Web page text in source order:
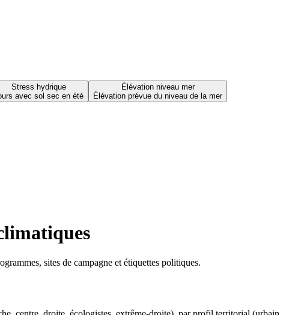
Stress hydrique
avec sol sec en été
Élévation niveau mer
Élévation prévue du niveau de la mer
sites de campagne et étiquettes politiques.